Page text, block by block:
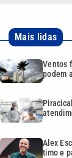
Mais lidas
Ventos
podem
Alex
timo e